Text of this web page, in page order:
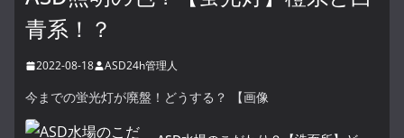
青系！？
2022-08-18 ASD24h管理人
今までの蛍光灯が廃盤！どうする？ 【画像